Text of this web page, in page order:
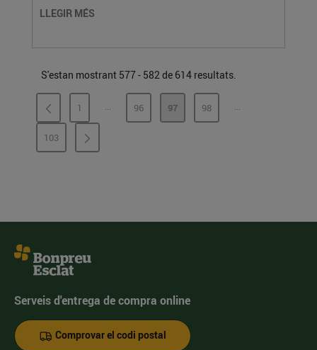
LLEGIR MÉS
S'estan mostrant 577 - 582 de 614 resultats.
PÀGINA
1 ...PÀGINES INTERMÈDIES
PÀGINA
96 PÀGINA
97 PÀGINA
98 ...PÀGINES
PÀGINA
103
Serveis d'entrega de compra online
Comprovar el codi postal